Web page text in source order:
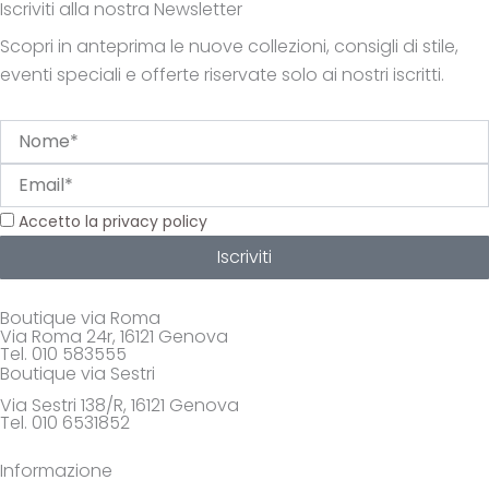
Iscriviti alla nostra Newsletter
Scopri in anteprima le nuove collezioni, consigli di stile,
eventi speciali e offerte riservate solo ai nostri iscritti.
Privacy
Accetto la privacy policy
Iscriviti
Boutique via Roma
Via Roma 24r, 16121 Genova
Tel. 010 583555
Boutique via Sestri
Via Sestri 138/R, 16121 Genova
Tel. 010 6531852
Informazione